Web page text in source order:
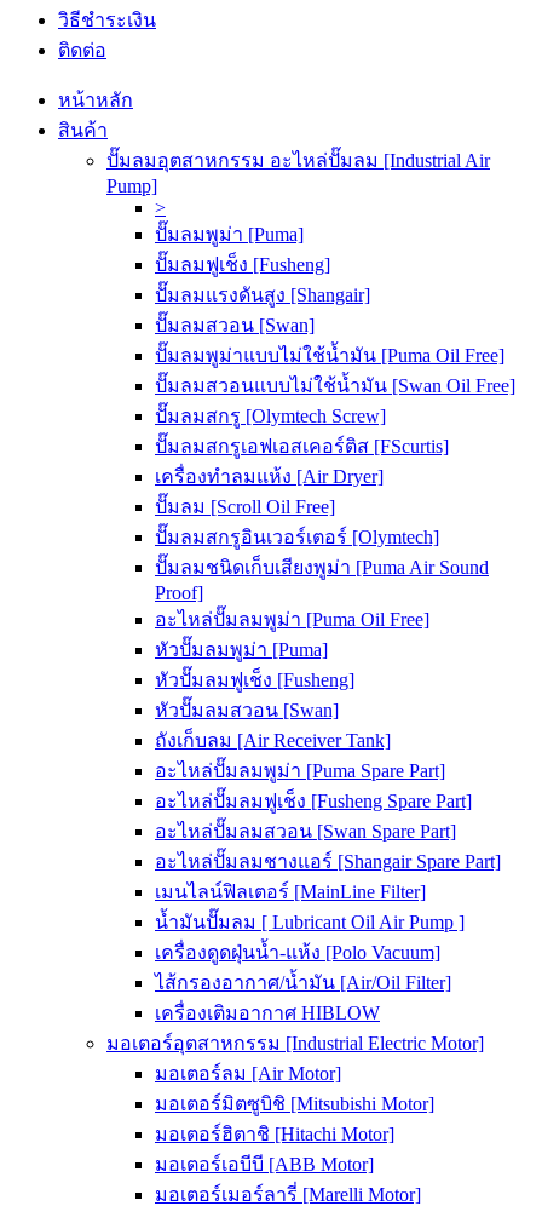
วิธีชำระเงิน
ติดต่อ
หน้าหลัก
สินค้า
ปั๊มลมอุตสาหกรรม อะไหล่ปั๊มลม [Industrial Air
Pump]
>
ปั๊มลมพูม่า [Puma]
ปั๊มลมฟูเช็ง [Fusheng]
ปั๊มลมแรงดันสูง [Shangair]
ปั๊มลมสวอน [Swan]
ปั๊มลมพูม่าแบบไม่ใช้น้ำมัน [Puma Oil Free]
ปั๊มลมสวอนแบบไม่ใช้น้ำมัน [Swan Oil Free]
ปั๊มลมสกรู [Olymtech Screw]
ปั๊มลมสกรูเอฟเอสเคอร์ติส [FScurtis]
เครื่องทำลมแห้ง [Air Dryer]
ปั๊มลม [Scroll Oil Free]
ปั๊มลมสกรูอินเวอร์เตอร์ [Olymtech]
ปั๊มลมชนิดเก็บเสียงพูม่า [Puma Air Sound
Proof]
อะไหล่ปั๊มลมพูม่า [Puma Oil Free]
หัวปั๊มลมพูม่า [Puma]
หัวปั๊มลมฟูเช็ง [Fusheng]
หัวปั๊มลมสวอน [Swan]
ถังเก็บลม [Air Receiver Tank]
อะไหล่ปั๊มลมพูม่า [Puma Spare Part]
อะไหล่ปั๊มลมฟูเช็ง [Fusheng Spare Part]
อะไหล่ปั๊มลมสวอน [Swan Spare Part]
อะไหล่ปั๊มลมชางแอร์ [Shangair Spare Part]
เมนไลน์ฟิลเตอร์ [MainLine Filter]
น้ำมันปั๊มลม [ Lubricant Oil Air Pump ]
เครื่องดูดฝุ่นน้ำ-แห้ง [Polo Vacuum]
ไส้กรองอากาศ/น้ำมัน [Air/Oil Filter]
เครื่องเติมอากาศ HIBLOW
มอเตอร์อุตสาหกรรม [Industrial Electric Motor]
มอเตอร์ลม [Air Motor]
มอเตอร์มิตซูบิชิ [Mitsubishi Motor]
มอเตอร์ฮิตาชิ [Hitachi Motor]
มอเตอร์เอบีบี [ABB Motor]
มอเตอร์เมอร์ลารี่ [Marelli Motor]